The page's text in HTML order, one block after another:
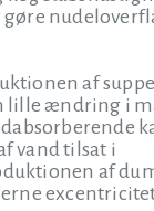
af
lille ændring i
vand tilsat i
af